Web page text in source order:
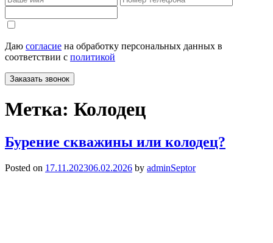
Даю согласие на обработку персональных данных в
соответствии с политикой
Заказать звонок
Метка: Колодец
Бурение скважины или колодец?
Posted on 17.11.202306.02.2026 by adminSeptor